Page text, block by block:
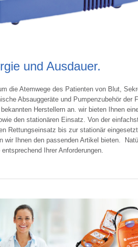
und Ausdauer.
die Atemwege des Patienten von Blut,
Absauggeräte und Pumpenzubehör der
Herstellern an. wir bieten Ihnen
den stationären Einsatz. Von der
Rettungseinsatz bis zur stationär
wir Ihnen den passenden Artikel bieten.
Ihrer Anforderungen.